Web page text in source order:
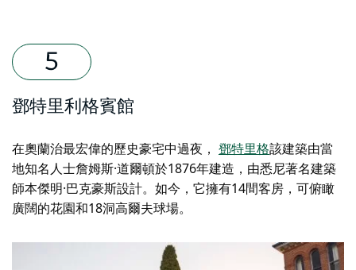
鄧特里利格賓館
在奧蘭治最宏偉的歷史豪宅中過夜， 鄧特里格該建築由當
地知名人士詹姆斯·道爾頓於1876年建造，由悉尼著名建築
師本傑明·巴克豪斯設計。如今，它擁有14間客房，可俯瞰
廣闊的花園和18洞高爾夫球場。